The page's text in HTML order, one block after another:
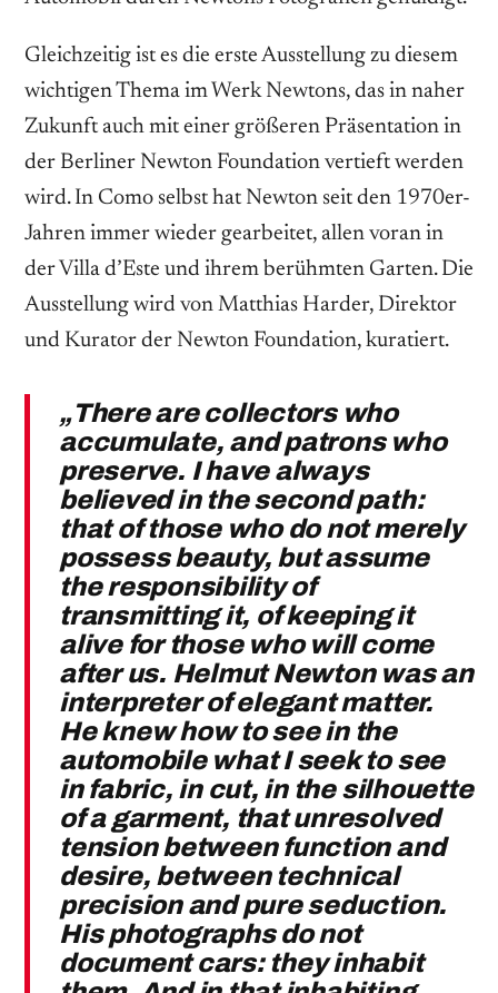
Gleichzeitig ist es die erste Ausstellung zu diesem
wichtigen Thema im Werk Newtons, das in naher
Zukunft auch mit einer größeren Präsentation in
der Berliner Newton Foundation vertieft werden
wird. In Como selbst hat Newton seit den 1970er-
Jahren immer wieder gearbeitet, allen voran in
der Villa d’Este und ihrem berühmten Garten. Die
Ausstellung wird von Matthias Harder, Direktor
und Kurator der Newton Foundation, kuratiert.
„There are collectors who
accumulate, and patrons who
preserve. I have always
believed in the second path:
that of those who do not merely
possess beauty, but assume
the responsibility of
transmitting it, of keeping it
alive for those who will come
after us. Helmut Newton was an
interpreter of elegant matter.
He knew how to see in the
automobile what I seek to see
in fabric, in cut, in the silhouette
of a garment, that unresolved
tension between function and
desire, between technical
precision and pure seduction.
His photographs do not
document cars: they inhabit